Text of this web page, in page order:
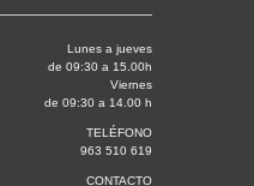
Lunes a jueves
de 09:30 a 15.00h
Viernes
de 09:30 a 14.00 h
TELÉFONO
963 510 619
CONTACTO